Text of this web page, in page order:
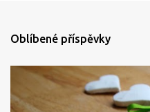
Oblíbené příspěvky